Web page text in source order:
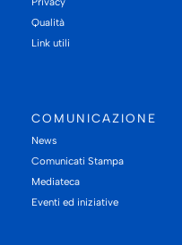
Qualità
Link utili
COMUNICAZIONE
News
Comunicati Stampa
Mediateca
Eventi ed iniziative